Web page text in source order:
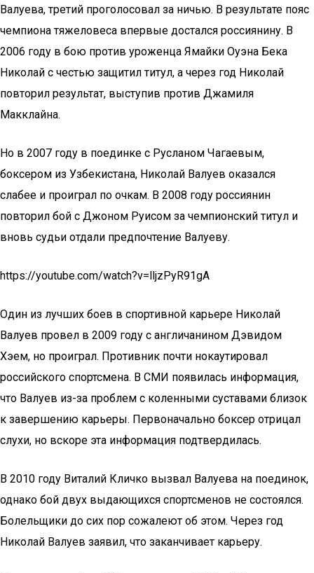
Валуева, третий проголосовал за ничью. В результате пояс
чемпиона тяжеловеса впервые достался россиянину. В
2006 году в бою против уроженца Ямайки Оуэна Бека
Николай с честью защитил титул, а через год Николай
повторил результат, выступив против Джамиля
Макклайна.
Но в 2007 году в поединке с Русланом Чагаевым,
боксером из Узбекистана, Николай Валуев оказался
слабее и проиграл по очкам. В 2008 году россиянин
повторил бой с Джоном Руисом за чемпионский титул и
вновь судьи отдали предпочтение Валуеву.
https://youtube.com/watch?v=lljzPyR91gA
Один из лучших боев в спортивной карьере Николай
Валуев провел в 2009 году с англичанином Дэвидом
Хэем, но проиграл. Противник почти нокаутировал
российского спортсмена. В СМИ появилась информация,
что Валуев из-за проблем с коленными суставами близок
к завершению карьеры. Первоначально боксер отрицал
слухи, но вскоре эта информация подтвердилась.
В 2010 году Виталий Кличко вызвал Валуева на поединок,
однако бой двух выдающихся спортсменов не состоялся.
Болельщики до сих пор сожалеют об этом. Через год
Николай Валуев заявил, что заканчивает карьеру.